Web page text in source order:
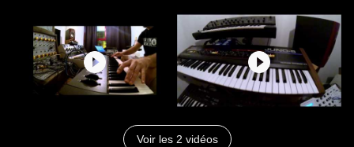
Dimensions :949 x 314 x 90 mm
Poids :6,2 kg
Autres dénominations :dx21, dx 21
Commercialisation :
A partir de 1984.
Voir les 2 vidéos